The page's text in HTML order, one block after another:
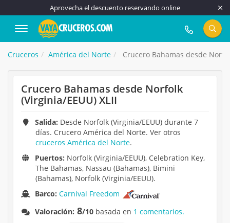
Aprovecha el descuento reservando online
917 815 555
Cruceros América del Norte Crucero Bahamas desde
Crucero Bahamas desde Norfolk
(Virginia/EEUU) XLII
Salida: Desde Norfolk (Virginia/EEUU) durante 7
días. Crucero América del Norte. Ver otros
cruceros América del Norte.
Puertos: Norfolk (Virginia/EEUU), Celebration Key,
The Bahamas, Nassau (Bahamas), Bimini
(Bahamas), Norfolk (Virginia/EEUU).
Barco:Carnival Freedom
Valoración: 8/10 basada en 1 comentarios.